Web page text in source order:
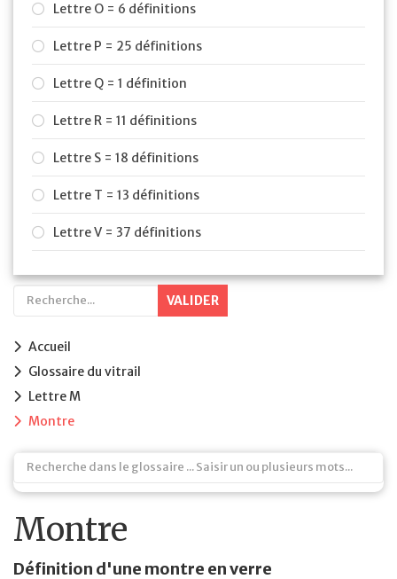
Lettre O = 6 définitions
Lettre P = 25 définitions
Lettre Q = 1 définition
Lettre R = 11 définitions
Lettre S = 18 définitions
Lettre T = 13 définitions
Lettre V = 37 définitions
VALIDER
Accueil
Glossaire du vitrail
Lettre M
Montre
Montre
Définition d'une montre en verre